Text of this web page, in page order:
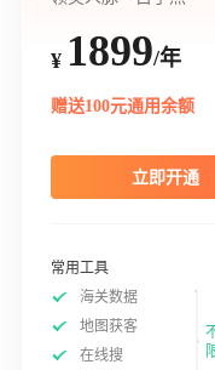
¥ 1899/年
赠送100元通用余额
立即开通
常用工具
海关数据
地图获客
在线搜